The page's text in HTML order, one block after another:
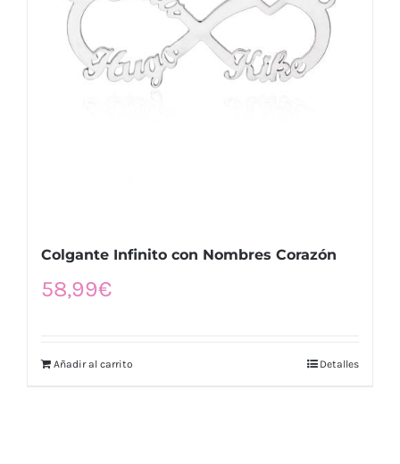
Colgante Infinito con Nombres Corazón
58,99€
Añadir al carrito Detalles